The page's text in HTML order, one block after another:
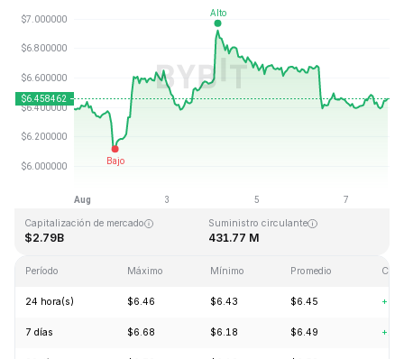
Última actualización: 2026-08-07, 21:35 GMT+0
Capitalización de mercado
$2.79B
Suministro circulante
431.77 M
Período Máximo Mínimo Promedio
24 hora(s) $6.46 $6.43 $6.45
7 días $6.68 $6.18 $6.49